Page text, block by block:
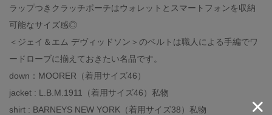
ラップつきクラッチポーチはウォレットとスマートフォンを収納
可能なサイズ感◎
＜ジェイ＆エム デヴィッドソン＞のベルトは職人による手編でワ
ードローブに揃えておきたい名品です。
down：MOORER（着用サイズ46）
jacket : L.B.M.1911（着用サイズ46）私物
shirt : BARNEYS NEW YORK（着用サイズ38）私物